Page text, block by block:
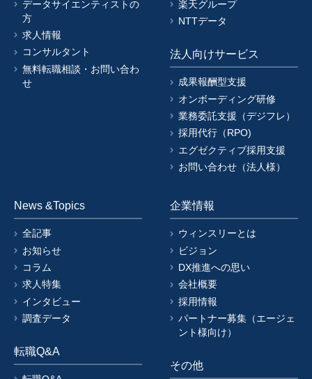
データサイエンティストの
方
求人情報
コンサルタント
無料転職相談・お問い合わ
せ
楽天グループ
NTTデータ
法人向けサービス
成果報酬型支援
オンボーディング研修
業務委託支援（デジフレ）
採用代行（RPO)
エグゼクティブ採用支援
お問い合わせ（法人様）
News &Topics
全記事
お知らせ
コラム
求人特集
インタビュー
調査データ
転職Q&A
企業情報
ウィンスリーとは
ビジョン
DX推進への思い
会社概要
採用情報
パートナー募集（エージェ
ント様向け）
その他